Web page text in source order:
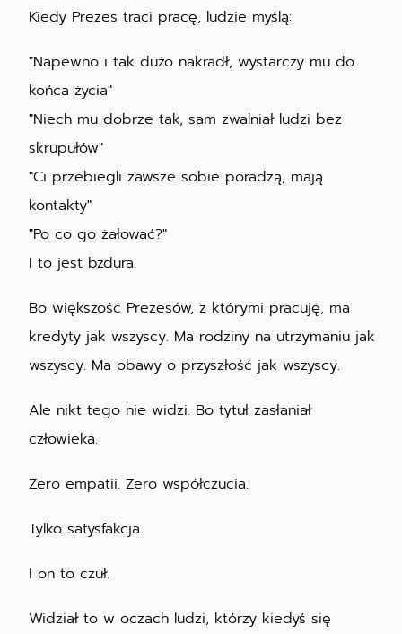
Kiedy Prezes traci pracę, ludzie myślą:
"Napewno i tak dużo nakradł, wystarczy mu do
końca życia"
"Niech mu dobrze tak, sam zwalniał ludzi bez
skrupułów"
"Ci przebiegli zawsze sobie poradzą, mają
kontakty"
"Po co go żałować?"
I to jest bzdura.
Bo większość Prezesów, z którymi pracuję, ma
kredyty jak wszyscy. Ma rodziny na utrzymaniu jak
wszyscy. Ma obawy o przyszłość jak wszyscy.
Ale nikt tego nie widzi. Bo tytuł zasłaniał
człowieka.
Zero empatii. Zero współczucia.
Tylko satysfakcja.
I on to czuł.
Widział to w oczach ludzi, którzy kiedyś się